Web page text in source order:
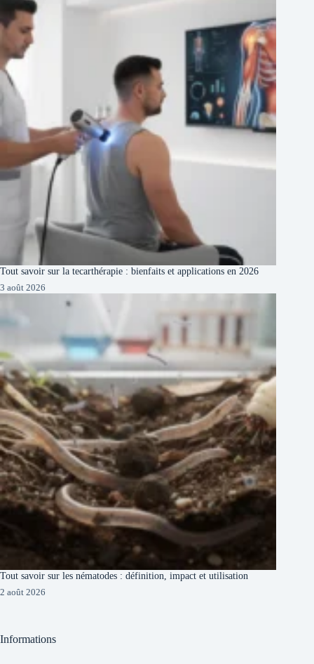
Tout savoir sur la tecarthérapie : bienfaits et applications en 2026
3 août 2026
Tout savoir sur les nématodes : définition, impact et utilisation
2 août 2026
Informations